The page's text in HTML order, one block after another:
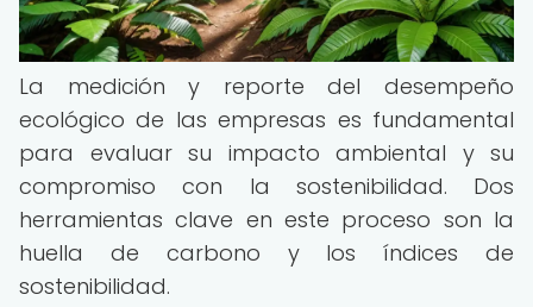
La medición y reporte del desempeño
ecológico de las empresas es fundamental
para evaluar su impacto ambiental y su
compromiso con la sostenibilidad. Dos
herramientas clave en este proceso son la
huella de carbono y los índices de
sostenibilidad.